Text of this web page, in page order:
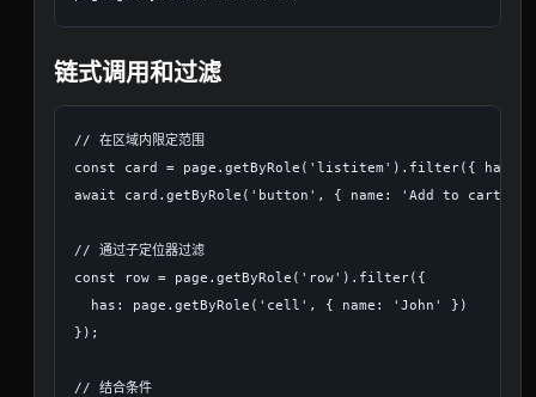
链式调用和过滤
// 在区域内限定范围
const card = page.getByRole('listitem').filter({
await card.getByRole('button', { name: 'Add to cart'
// 通过子定位器过滤
const row = page.getByRole('row').filter({
  has: page.getByRole('cell', { name: 'John' })
});
// 结合条件